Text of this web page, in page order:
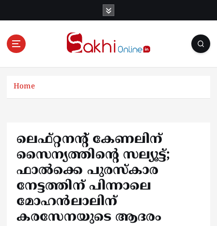
Online News Portal
Home
ലെഫ്റ്റനന്റ് കേണലിന്
സൈന്യത്തിൻ്റെ സല്യൂട്ട്;
ഫാൽക്കെ പുരസ്കാര
നേട്ടത്തിന് പിന്നാലെ
മോഹൻലാലിന്
കരസേനയുടെ ആദരം